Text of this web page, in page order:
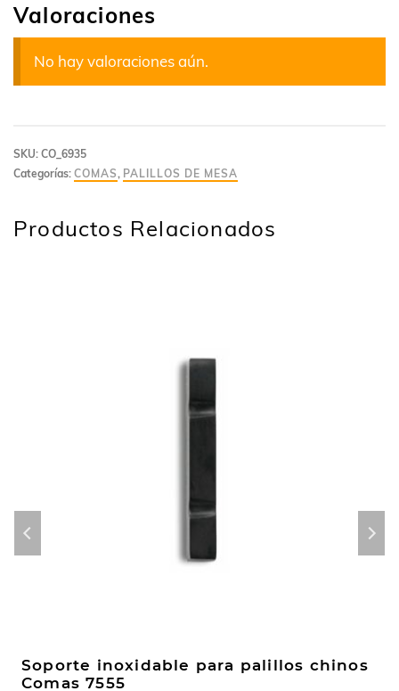
Valoraciones
No hay valoraciones aún.
SKU: CO_6935
Categorías: COMAS , PALILLOS DE MESA
Productos Relacionados
Soporte inoxidable para palillos chinos
Comas 7555